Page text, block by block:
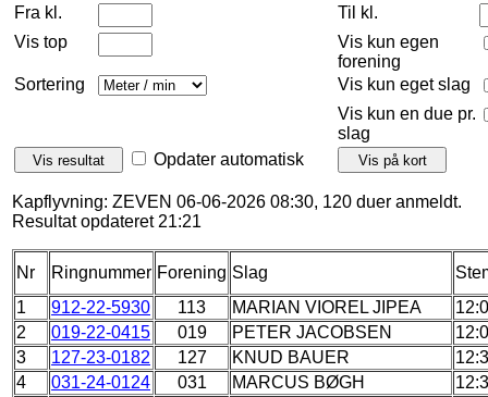
Fra kl.
Til kl.
Vis top
Vis kun egen
forening
Sortering
Vis kun eget slag
Vis kun en due pr.
slag
Opdater automatisk
Kapflyvning: ZEVEN 06-06-2026 08:30, 120 duer anmeldt.
Resultat opdateret 21:21
Nr Ringnummer Forening Slag
1
912-22-5930 113 MARIAN VIOREL JIPEA
2
019-22-0415 019 PETER JACOBSEN
3
127-23-0182 127 KNUD BAUER
4
031-24-0124 031 MARCUS BØGH